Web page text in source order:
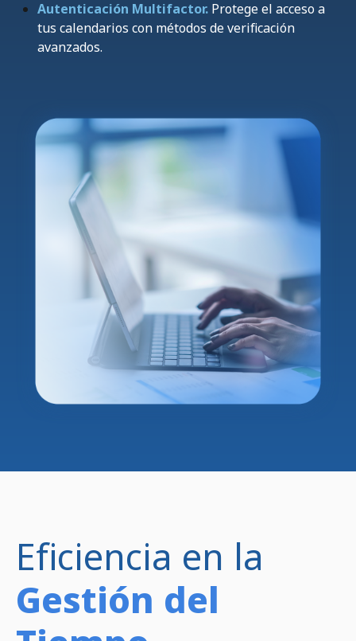
Autenticación Multifactor. Protege el acceso a
tus calendarios con métodos de verificación
avanzados.
Eficiencia en la
Gestión del